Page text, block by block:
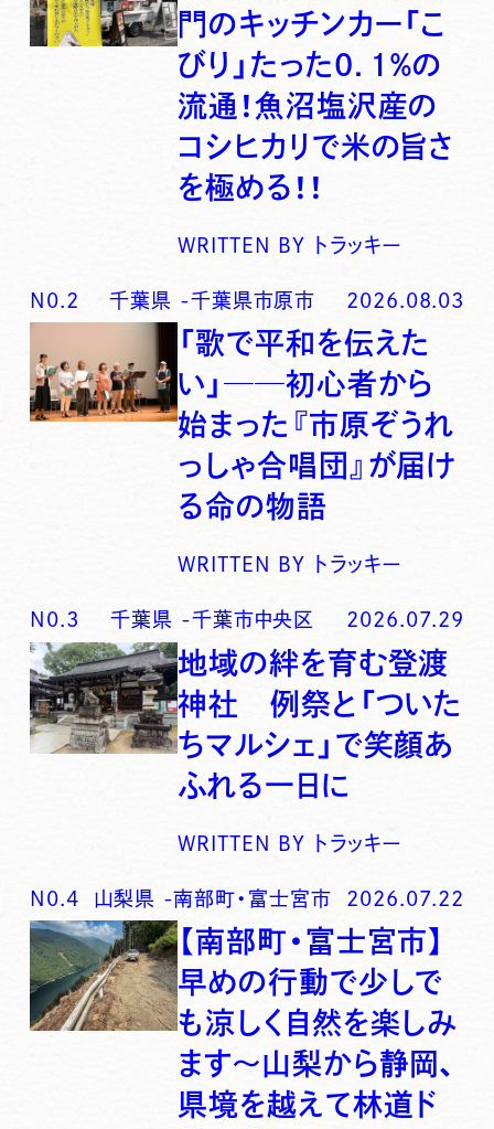
門のキッチンカー「こ
びり」たった0．1％の
流通！魚沼塩沢産の
コシヒカリで米の旨さ
を極める！！
WRITTEN BY トラッキー
N0. 2 千葉県 -千葉県市原市 2026.08.03
「歌で平和を伝えた
い」──初心者から
始まった『市原ぞうれ
っしゃ合唱団』が届け
る命の物語
WRITTEN BY トラッキー
N0. 3 千葉県 -千葉市中央区 2026.07.29
地域の絆を育む登渡
神社 例祭と「ついた
ちマルシェ」で笑顔あ
ふれる一日に
WRITTEN BY トラッキー
N0. 4 山梨県 -南部町・富士宮市 2026.07.22
【南部町・富士宮市】
早めの行動で少しで
も涼しく自然を楽しみ
ます〜山梨から静岡、
県境を越えて林道ド